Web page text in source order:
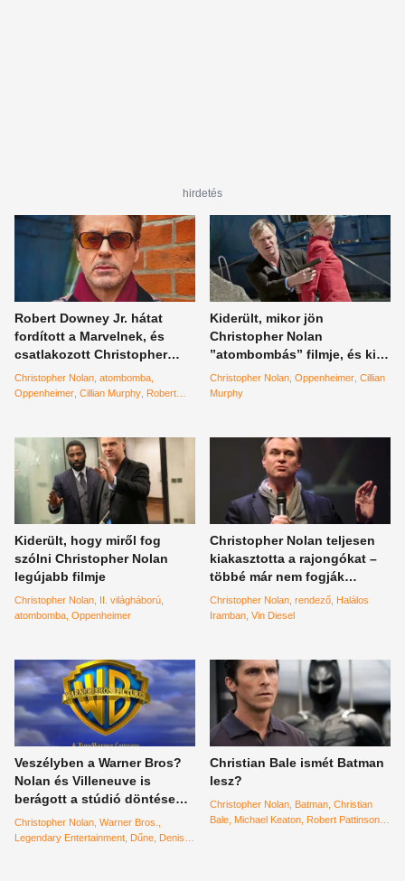
hirdetés
Robert Downey Jr. hátat
fordított a Marvelnek, és
csatlakozott Christopher
Nolan atombombás filmjéhez
Christopher Nolan atombomba
Oppenheimer Cillian Murphy Robert
Kiderült, mikor jön
Christopher Nolan
”atombombás” filmje, és ki
lesz a főszereplő
Christopher Nolan Oppenheimer Cillian
Murphy
Kiderült, hogy miről fog
szólni Christopher Nolan
legújabb filmje
Christopher Nolan II. világháború
atombomba Oppenheimer
Christopher Nolan teljesen
kiakasztotta a rajongókat –
többé már nem fogják
tisztelni őt?
Christopher Nolan rendező Halálos
Iramban Vin Diesel
Veszélyben a Warner Bros?
Nolan és Villeneuve is
berágott a stúdió döntése
miatt
Christopher Nolan Warner Bros.
Legendary Entertainment Dűne Denis
Christian Bale ismét Batman
lesz?
Christopher Nolan Batman Christian
Bale Michael Keaton Robert Pattinson